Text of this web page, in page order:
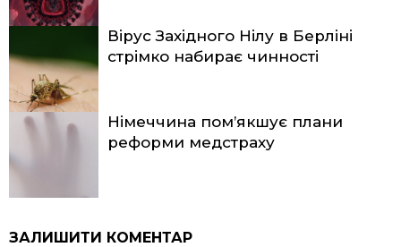
Вірус Західного Нілу в Берліні
стрімко набирає чинності
Німеччина пом’якшує плани
реформи медстраху
ЗАЛИШИТИ КОМЕНТАР